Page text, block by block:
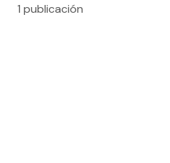
1 publicación